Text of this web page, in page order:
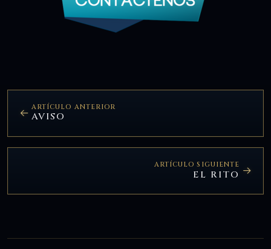
ARTÍCULO ANTERIOR
AVISO
ARTÍCULO SIGUIENTE
EL RITO